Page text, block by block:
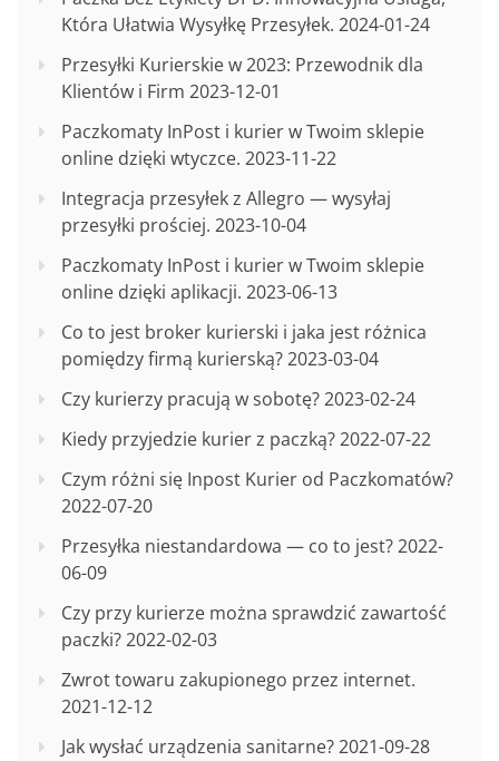
Która Ułatwia Wysyłkę Przesyłek. 2024-01-24
Przesyłki Kurierskie w 2023: Przewodnik dla
Klientów i Firm 2023-12-01
Paczkomaty InPost i kurier w Twoim sklepie
online dzięki wtyczce. 2023-11-22
Integracja przesyłek z Allegro — wysyłaj
przesyłki prościej. 2023-10-04
Paczkomaty InPost i kurier w Twoim sklepie
online dzięki aplikacji. 2023-06-13
Co to jest broker kurierski i jaka jest różnica
pomiędzy firmą kurierską?2023-03-04
Czy kurierzy pracują w sobotę?2023-02-24
Kiedy przyjedzie kurier z paczką?2022-07-22
Czym różni się Inpost Kurier od Paczkomatów?
2022-07-20
Przesyłka niestandardowa — co to jest?2022-
06-09
Czy przy kurierze można sprawdzić zawartość
paczki?2022-02-03
Zwrot towaru zakupionego przez internet.
2021-12-12
Jak wysłać urządzenia sanitarne?2021-09-28